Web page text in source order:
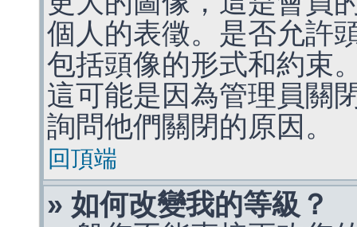
個人的表徵。是否允許
包括頭像的形式和約束
這可能是因為管理員關
詢問他們關閉的原因。
回頂端
» 如何改變我的等級？